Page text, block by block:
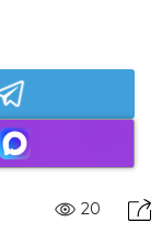
20